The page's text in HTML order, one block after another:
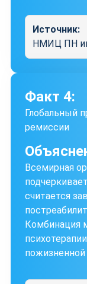
Источник:
НМИЦ ПН
Факт 4:
Глобальный
ремиссии
Всемирная
считается
Комбинация